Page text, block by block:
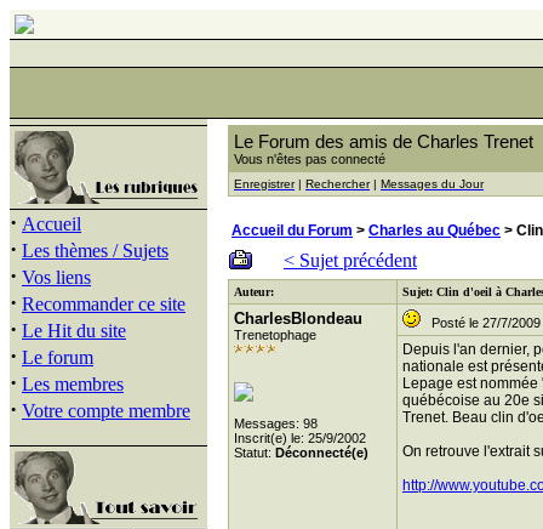
· Accueil
· Les thèmes / Sujets
· Vos liens
· Recommander ce site
· Le Hit du site
· Le forum
· Les membres
· Votre compte membre
Le Forum des amis de Charles Trenet
Vous n'êtes pas connecté
Enregistrer| Rechercher| Messages du Jour
Accueil du Forum > Charles au Québec >
< Sujet précédent
Auteur: Sujet: Clin d'oeil à
CharlesBlondeau
Trenetophage
Messages: 98
Inscrit(e) le: 25/9/2002
Statut: Déconnecté(e)
Posté le 27/7/2009
Depuis l'an dernier,
nationale est
Lepage est
québécoise au 20e
Trenet. Beau clin
On retrouve l'extrait
http://